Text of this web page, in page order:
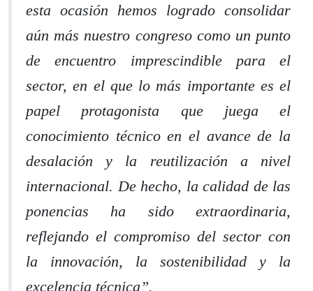
esta ocasión hemos logrado consolidar
aún más nuestro congreso como un punto
de encuentro imprescindible para el
sector, en el que lo más importante es el
papel protagonista que juega el
conocimiento técnico en el avance de la
desalación y la reutilización a nivel
internacional. De hecho, la calidad de las
ponencias ha sido extraordinaria,
reflejando el compromiso del sector con
la innovación, la sostenibilidad y la
excelencia técnica”.